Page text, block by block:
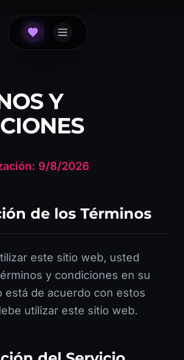
Y
9/8/2026
de los Términos
este sitio web, usted
y condiciones en su
está de acuerdo con estos
utilizar este sitio web.